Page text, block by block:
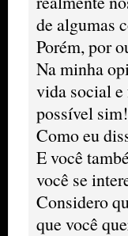
de algumas
Porém, por
Na minha
vida social e
possível sim!
Como eu
E você
você se
Considero
que você